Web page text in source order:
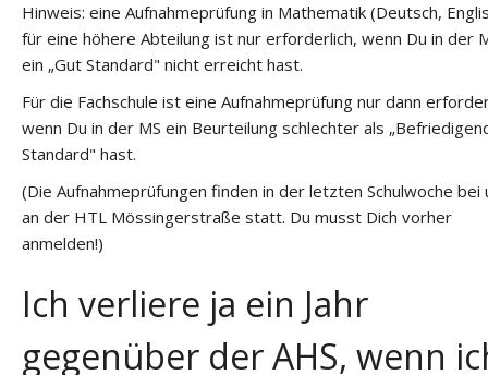
Hinweis: eine Aufnahmeprüfung in Mathematik (Deutsch,
für eine höhere Abteilung ist nur erforderlich, wenn Du in der
ein „Gut Standard" nicht erreicht hast.
Für die Fachschule ist eine Aufnahmeprüfung nur dann
wenn Du in der MS ein Beurteilung schlechter als
Standard" hast.
(Die Aufnahmeprüfungen finden in der letzten Schulwoche bei
an der HTL Mössingerstraße statt. Du musst Dich vorher
anmelden!)
Ich verliere ja ein Jahr
gegenüber der AHS, wenn